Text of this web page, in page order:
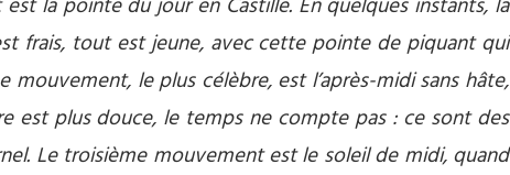
frais, tout est jeune, avec cette pointe de piquant qui
mouvement, le plus célèbre, est l’après-midi sans hâte,
est plus douce, le temps ne compte pas : ce sont des
Le troisième mouvement est le soleil de midi, quand